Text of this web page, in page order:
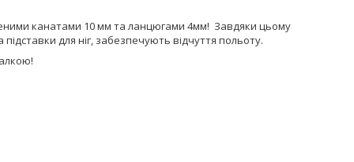
канатами 10 мм та ланцюгами 4мм! Завдяки цьому
для ніг, забезпечують відчуття польоту.